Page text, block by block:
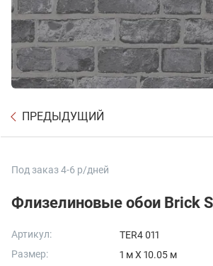
ПРЕДЫДУЩИЙ
Под заказ 4-6 р/дней
Флизелиновые обои Brick
Артикул:
TER4 011
Размер:
1 м X 10.05 м